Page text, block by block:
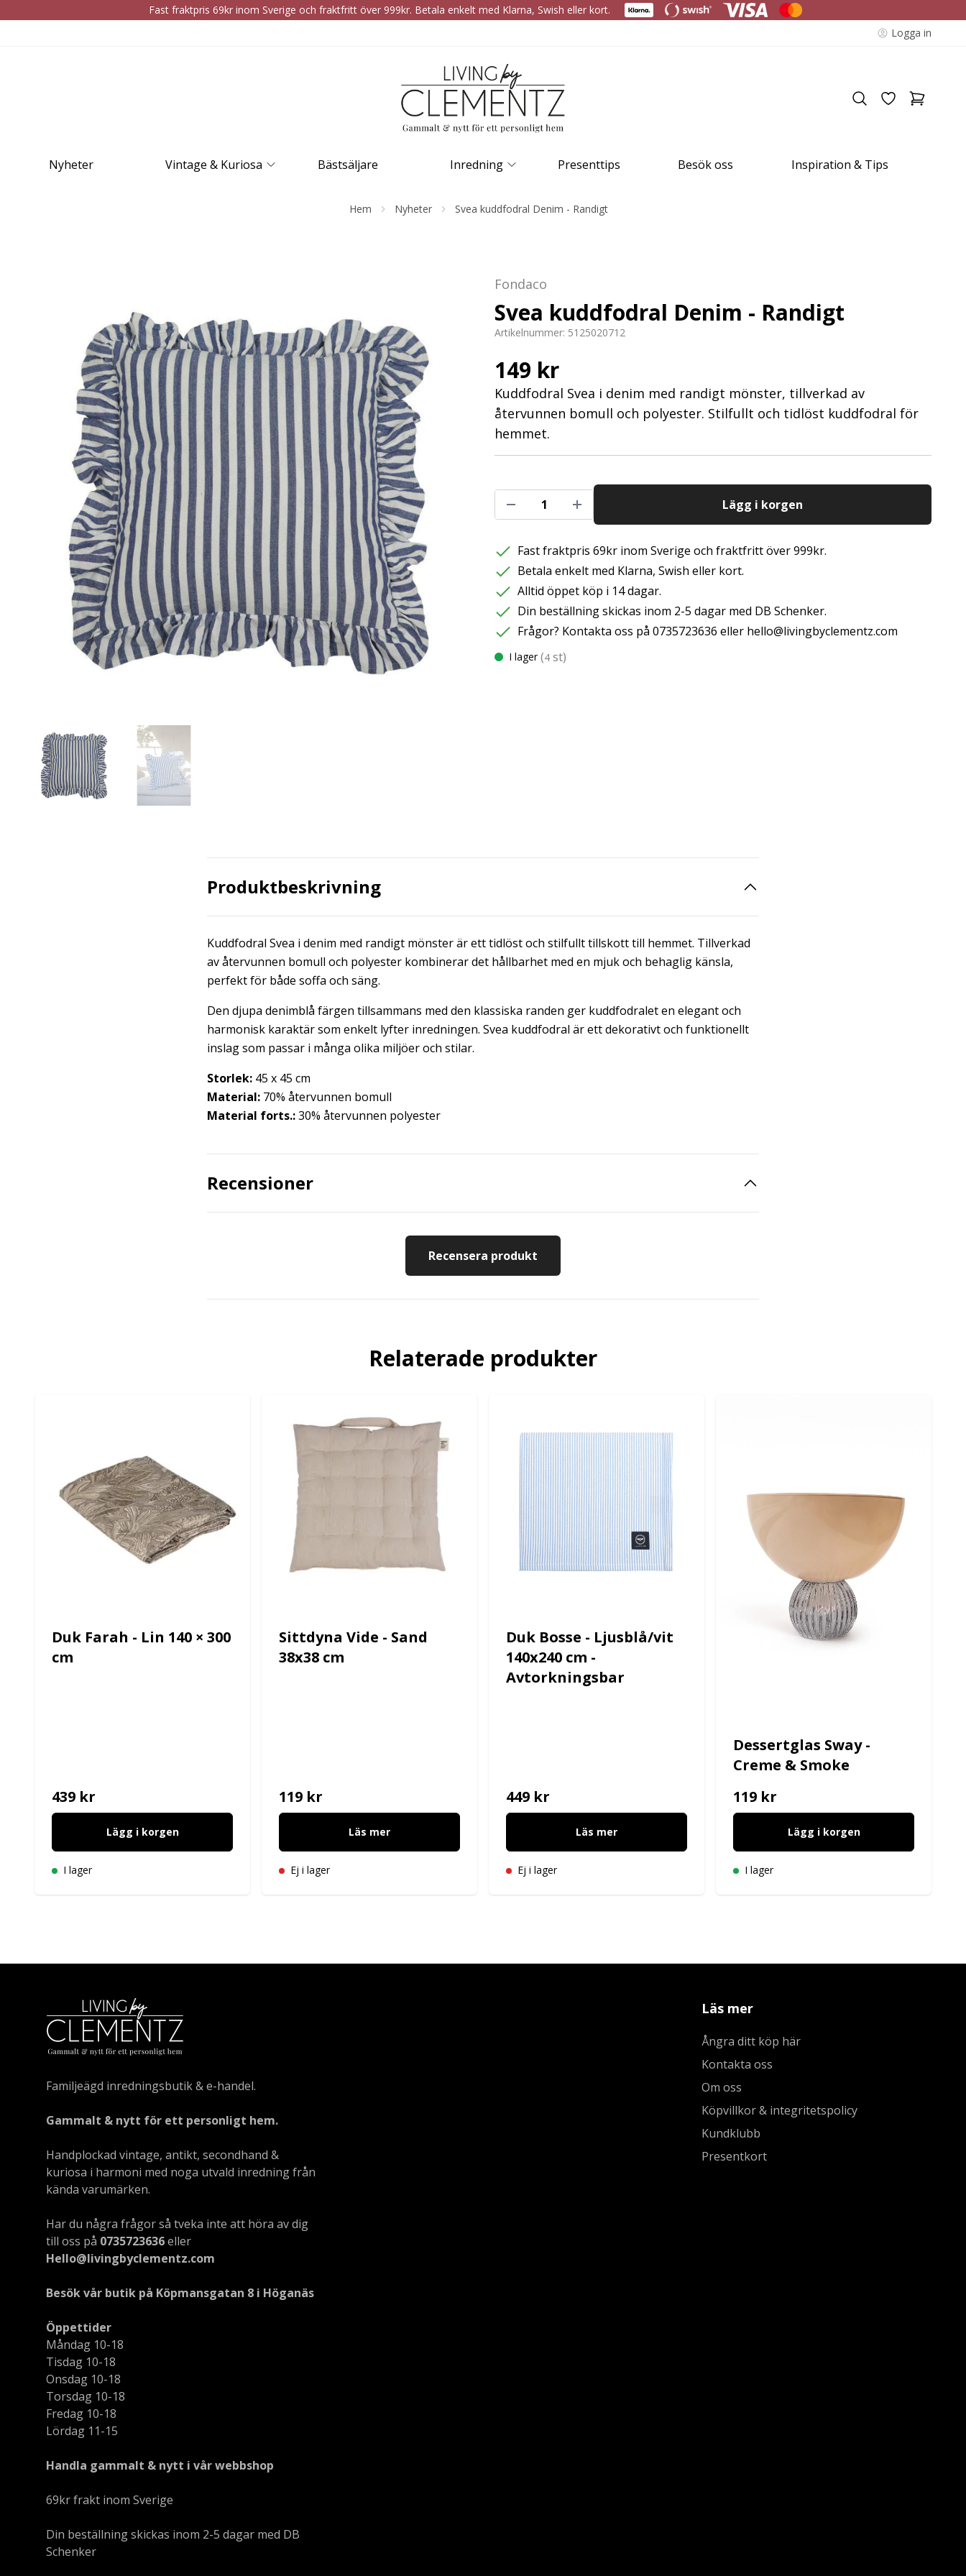
Fast fraktpris 69kr inom Sverige och fraktfritt över 999kr. Betala enkelt med Klarna, Swish eller kort.
Logga in
Nyheter Vintage & Kuriosa Bästsäljare Inredning Presenttips Besök oss Inspiration & Tips
Hem Nyheter Svea kuddfodral Denim - Randigt
Fondaco
Svea kuddfodral Denim - Randigt
Artikelnummer: 5125020712
149 kr
Kuddfodral Svea i denim med randigt mönster, tillverkad av
återvunnen bomull och polyester. Stilfullt och tidlöst kuddfodral för
hemmet.
Lägg i korgen
Fast fraktpris 69kr inom Sverige och fraktfritt över 999kr.
Betala enkelt med Klarna, Swish eller kort.
Alltid öppet köp i 14 dagar.
Din beställning skickas inom 2-5 dagar med DB Schenker.
Frågor? Kontakta oss på 0735723636 eller hello@livingbyclementz.com
I lager (4 st)
Produktbeskrivning
Kuddfodral Svea i denim med randigt mönster är ett tidlöst och stilfullt tillskott till hemmet. Tillverkad
av återvunnen bomull och polyester kombinerar det hållbarhet med en mjuk och behaglig känsla,
perfekt för både soffa och säng.
Den djupa denimblå färgen tillsammans med den klassiska randen ger kuddfodralet en elegant och
harmonisk karaktär som enkelt lyfter inredningen. Svea kuddfodral är ett dekorativt och funktionellt
inslag som passar i många olika miljöer och stilar.
Storlek: 45 x 45 cm
Material: 70% återvunnen bomull
Material forts.:30% återvunnen polyester
Recensioner
Recensera produkt
Relaterade produkter
Duk Farah - Lin 140 × 300
cm
439 kr
Lägg i korgen
I lager
Sittdyna Vide - Sand
38x38 cm
119 kr
Läs mer
Ej i lager
Duk Bosse - Ljusblå/vit
140x240 cm -
Avtorkningsbar
449 kr
Läs mer
Ej i lager
Dessertglas Sway -
Creme & Smoke
119 kr
Lägg i korgen
I lager
Familjeägd inredningsbutik & e-handel.
Gammalt & nytt för ett personligt hem.
Handplockad vintage, antikt, secondhand &
kuriosa i harmoni med noga utvald inredning från
kända varumärken.
Har du några frågor så tveka inte att höra av dig
till oss på 0735723636eller
Hello@livingbyclementz.com
Besök vår butik på Köpmansgatan 8 i Höganäs
Öppettider
Måndag 10-18
Tisdag 10-18
Onsdag 10-18
Torsdag 10-18
Fredag 10-18
Lördag 11-15
Handla gammalt & nytt i vår webbshop
69kr frakt inom Sverige
Din beställning skickas inom 2-5 dagar med DB
Schenker
Läs mer
Ångra ditt köp här
Kontakta oss
Om oss
Köpvillkor & integritetspolicy
Kundklubb
Presentkort